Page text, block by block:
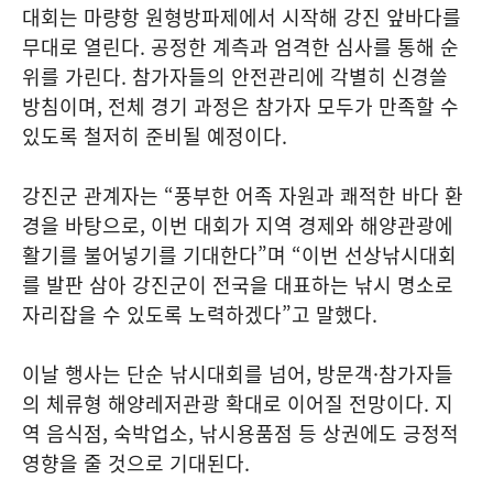
대회는 마량항 원형방파제에서 시작해 강진 앞바다를
무대로 열린다. 공정한 계측과 엄격한 심사를 통해 순
위를 가린다. 참가자들의 안전관리에 각별히 신경쓸
방침이며, 전체 경기 과정은 참가자 모두가 만족할 수
있도록 철저히 준비될 예정이다.
강진군 관계자는 “풍부한 어족 자원과 쾌적한 바다 환
경을 바탕으로, 이번 대회가 지역 경제와 해양관광에
활기를 불어넣기를 기대한다”며 “이번 선상낚시대회
를 발판 삼아 강진군이 전국을 대표하는 낚시 명소로
자리잡을 수 있도록 노력하겠다”고 말했다.
이날 행사는 단순 낚시대회를 넘어, 방문객·참가자들
의 체류형 해양레저관광 확대로 이어질 전망이다. 지
역 음식점, 숙박업소, 낚시용품점 등 상권에도 긍정적
영향을 줄 것으로 기대된다.